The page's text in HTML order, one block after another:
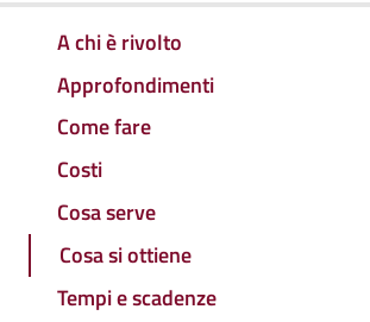
A chi è rivolto
Approfondimenti
Come fare
Costi
Cosa serve
Cosa si ottiene
Tempi e scadenze